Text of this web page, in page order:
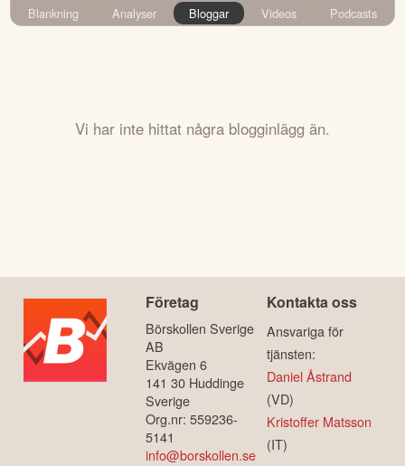
Blankning
Analyser Bloggar Videos Podcasts
Vi har inte hittat några blogginlägg än.
Företag
Börskollen Sverige
AB
Ekvägen 6
141 30 Huddinge
Sverige
Org.nr: 559236-
5141
info@borskollen.se
Kontakta oss
Ansvariga för
tjänsten:
Daniel Åstrand
(VD)
Kristoffer Matsson
(IT)